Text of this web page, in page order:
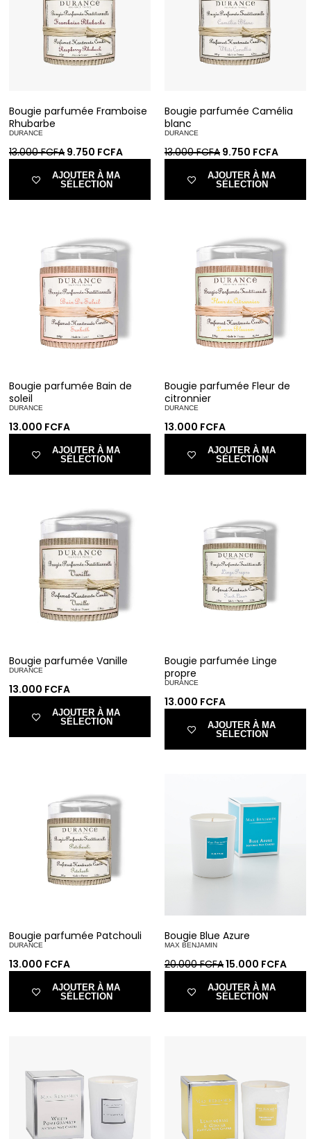
Bougie parfumée Framboise
Rhubarbe
DURANCE
13.000FCFA 9.750 FCFA
AJOUTER À MA
SÉLECTION
Bougie parfumée Camélia
blanc
DURANCE
13.000FCFA 9.750 FCFA
AJOUTER À MA
SÉLECTION
Bougie parfumée Bain de
soleil
DURANCE
13.000 FCFA
AJOUTER À MA
SÉLECTION
Bougie parfumée Fleur de
citronnier
DURANCE
13.000 FCFA
AJOUTER À MA
SÉLECTION
Bougie parfumée Vanille
DURANCE
13.000 FCFA
AJOUTER À MA
SÉLECTION
Bougie parfumée Linge
propre
DURANCE
13.000 FCFA
AJOUTER À MA
SÉLECTION
Bougie parfumée Patchouli
DURANCE
13.000 FCFA
AJOUTER À MA
SÉLECTION
Bougie Blue Azure
MAX BENJAMIN
20.000FCFA15.000 FCFA
AJOUTER À MA
SÉLECTION